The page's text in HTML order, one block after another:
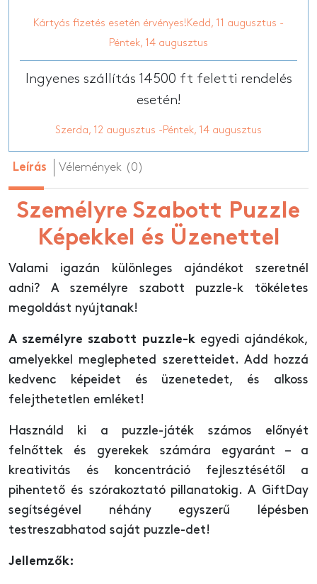
Kártyás fizetés esetén érvényes!Kedd, 11 augusztus -
Péntek, 14 augusztus
Ingyenes szállítás 14500 ft feletti rendelés
esetén!
Szerda, 12 augusztus -Péntek, 14 augusztus
Leírás Vélemények (0)
Személyre Szabott Puzzle
Képekkel és Üzenettel
Valami igazán különleges ajándékot szeretnél
adni? A személyre szabott puzzle-k tökéletes
megoldást nyújtanak!
A személyre szabott puzzle-k egyedi ajándékok,
amelyekkel meglepheted szeretteidet. Add hozzá
kedvenc képeidet és üzenetedet, és alkoss
felejthetetlen emléket!
Használd ki a puzzle-játék számos előnyét
felnőttek és gyerekek számára egyaránt – a
kreativitás és koncentráció fejlesztésétől a
pihentető és szórakoztató pillanatokig. A GiftDay
segítségével néhány egyszerű lépésben
testreszabhatod saját puzzle-det!
Jellemzők: